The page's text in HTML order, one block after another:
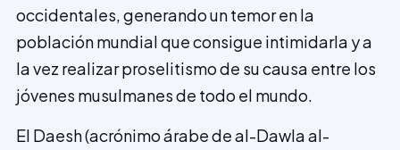
occidentales, generando un temor en la
población mundial que consigue intimidarla y a
la vez realizar proselitismo de su causa entre los
jóvenes musulmanes de todo el mundo.
El Daesh (acrónimo árabe de al-Dawla al-